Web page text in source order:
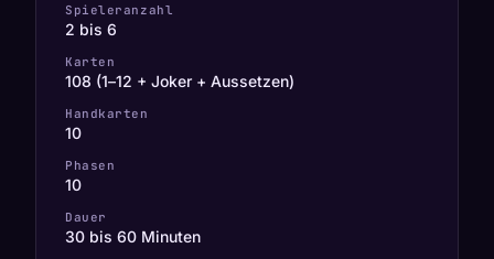
Spieleranzahl
2 bis 6
Karten
108 (1–12 + Joker + Aussetzen)
Handkarten
10
Phasen
10
Dauer
30 bis 60 Minuten